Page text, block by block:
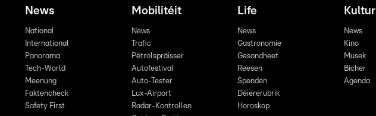
News
National
International
Panorama
Tech-World
Meenung
Faktencheck
Safety First
Mobilitéit
News
Trafic
Pëtrolspräisser
Autofestival
Auto-Tester
Lux-Airport
Radar-Kontrollen
Life
News
Gastronomie
Gesondheet
Reesen
Spenden
Déiererubrik
Horoskop
Kultur
News
Kino
Musek
Bicher
Agenda